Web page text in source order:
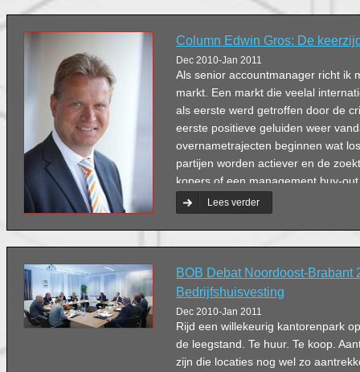
Column Edwin Gros: De
Dec 2010-Jan 2011
Als senior accountmanager richt ik
markt. Een markt die veelal
als eerste werd getroffen door de
eerste positieve geluiden weer
overnametrajecten beginnen wat
partijen worden actiever en de
kopers of een management buy-
steeds meer ondernemers zich
over de grens. In z’n
dat de markt gewoon nog lastig is.
huisvesting en kosten is er in mijn
veranderd.
Lees verder
BOB Debat Noordoost-Brabant
Bedrijfshuisvesting
Dec 2010-Jan 2011
Rijd een willekeurig kantorenpark
de leegstand. Te huur. Te koop.
zijn die locaties nog wel zo